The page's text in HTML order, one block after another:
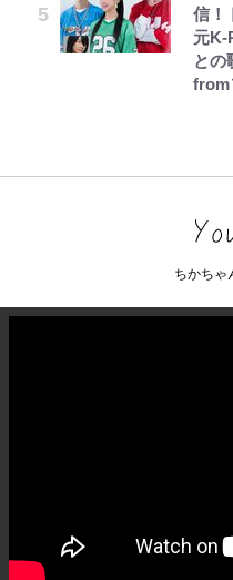
信！
元K-
との
from
ちかちゃ